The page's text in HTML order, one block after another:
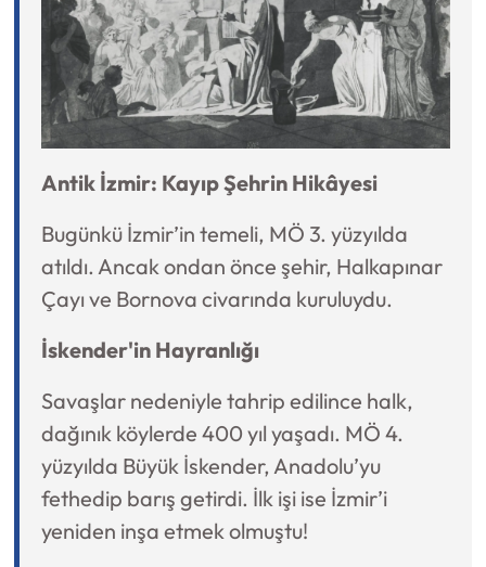
Antik İzmir: Kayıp Şehrin Hikâyesi
Bugünkü İzmir’in temeli, MÖ 3. yüzyılda
atıldı. Ancak ondan önce şehir, Halkapınar
Çayı ve Bornova civarında kuruluydu.
İskender'in Hayranlığı
Savaşlar nedeniyle tahrip edilince halk,
dağınık köylerde 400 yıl yaşadı. MÖ 4.
yüzyılda Büyük İskender, Anadolu’yu
fethedip barış getirdi. İlk işi ise İzmir’i
yeniden inşa etmek olmuştu!